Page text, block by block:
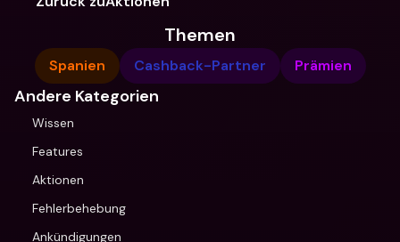
Themen
Spanien Cashback-Partner Prämien
Andere Kategorien
Wissen
Features
Aktionen
Fehlerbehebung
Ankündigungen